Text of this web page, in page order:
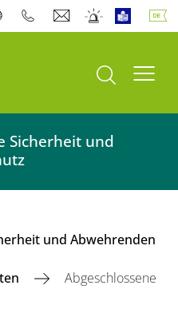
Suche öffnen
Sicherheit und
und Abwehrenden
Abgeschlossene